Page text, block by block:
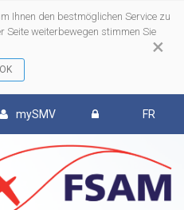
×
Ihnen den bestmöglichen Service zu
Seite weiterbewegen stimmen Sie
mySMV FR